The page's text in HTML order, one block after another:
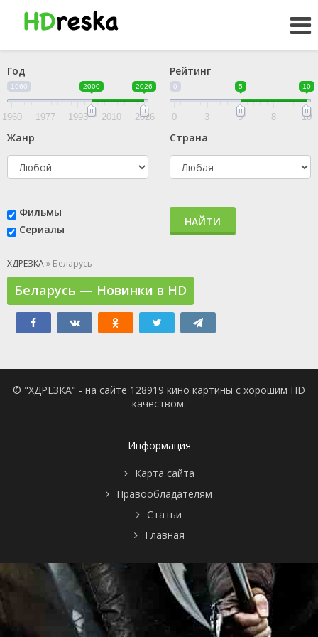
Год
1960 2000 2026
1960 1977 1993 2010 2026
Рейтинг
0 5 10
0 3 5 8 10
Жанр Страна
Фильмы
Сериалы
НАЙТИ
ХДРЕЗКА» Беларусь
Беларусь — Новинки в HD
© "ХДРЕЗКА" - на сайте 128919 кино картины с хорошим HD
качеством.
Информация
Карта сайта
Правообладателям
Статьи
Главная